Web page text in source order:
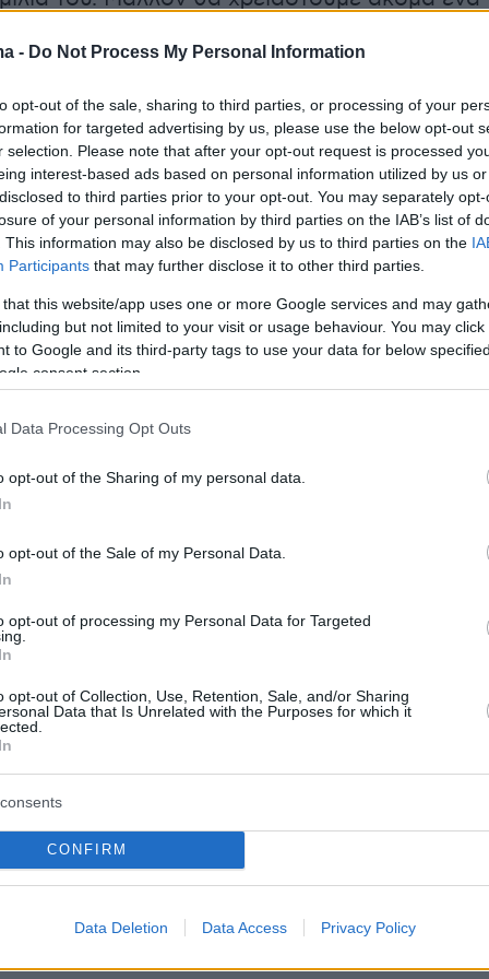
- Do Not Process My Personal Information
opt-out of the sale, sharing to third parties, or processing of your
for targeted advertising by us, please use the below opt-out
selection. Please note that after your opt-out request is processed
interest-based ads based on personal information utilized by us
to third parties prior to your opt-out. You may separately
of your personal information by third parties on the IAB’s list of
This information may also be disclosed by us to third parties on the
Participants that may further disclose it to other third parties.
that this website/app uses one or more Google services and may
but not limited to your visit or usage behaviour. You may
to Google and its third-party tags to use your data for below
consent section.
Data Processing Opt Outs
opt-out of the Sharing of my personal data.
opt-out of the Sale of my Personal Data.
opt-out of processing my Personal Data for Targeted
opt-out of Collection, Use, Retention, Sale, and/or Sharing
Data that Is Unrelated with the Purposes for which it
CONFIRM
Data Deletion Data Access Privacy Policy
another lettuce.
mqzLJtTeKQ
Cassidy (@OxfordDiplomat)October 24,
Σούνακ δεν κοιτάζει στην κάμερα; Έχει
ο πολιτικός αναλυτής Paul Waugh.
robot chip been transplanted into his brain?
off at the end didn't help either...
taking questions from media, as in normal media
Q3tdF0ItOB
(@paulwaugh) October 24, 2022
πλευρά προτού υπάρξει η επίσημη
των καθηκόντων του δεν ήταν λίγοι
ότι... σε έναν μήνα η Μεγάλη Βρετανία θα
πρωθυπουργό. «Ο Ρίσι Σούνακ είναι τώρα
μέχρι τον επόμενο πρωθυπουργό», ήταν το